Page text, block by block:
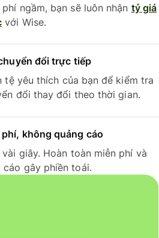
ngầm, bạn sẽ luôn nhận tỷ giá
với Wise.
đổi trực tiếp
tệ yêu thích của bạn để kiểm tra
đổi thay đổi theo thời gian.
không quảng cáo
giây. Hoàn toàn miễn phí và
cáo gây phiền toái.